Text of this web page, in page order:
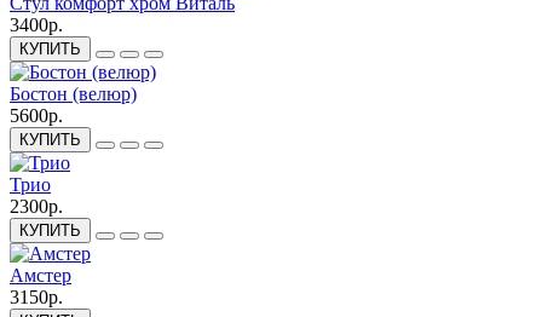
3400р.
КУПИТЬ
Бостон (велюр)
5600р.
КУПИТЬ
Трио
2300р.
КУПИТЬ
Амстер
3150р.